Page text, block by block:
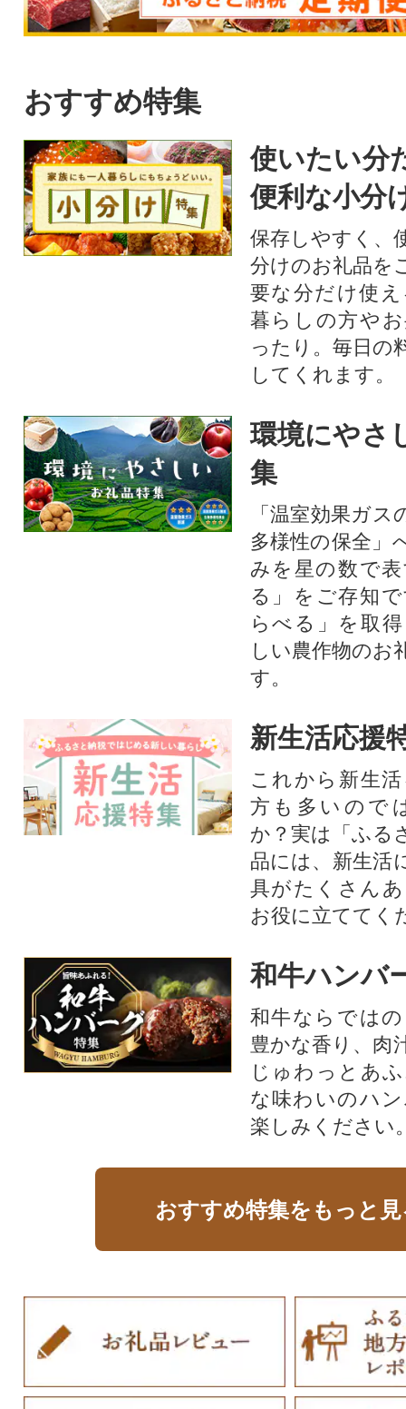
おすすめ特集
使いたい分
便利な小分
保存しやすく、
分けのお礼品を
要な分だけ使
暮らしの方や
ったり。毎日の
してくれます。
環境にやさ
集
「温室効果ガ
多様性の保全」
みを星の数で
る」をご存知
らべる」を取
しい農作物のお
す。​
新生活応援
これから新生
方も多いので
か？実は「ふる
品には、新生活
具がたくさん
お役に立ててく
和牛ハンバ
和牛ならでは
豊かな香り、肉
じゅわっとあ
な味わいのハ
楽しみください
おすすめ特集をもっと